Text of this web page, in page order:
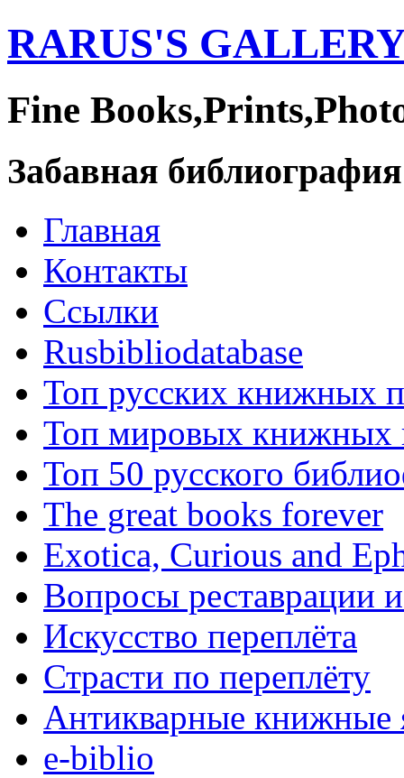
RARUS'S
Fine
Забавная библиография
Главная
Контакты
Ссылки
Rusbibliodatabase
Топ русских книжных
Топ мировых книжных
Топ 50 русского
The great books forever
Exotica, Curious and
Вопросы реставрации
Искусство переплёта
Страсти по переплёту
Антикварные книжные
e-biblio